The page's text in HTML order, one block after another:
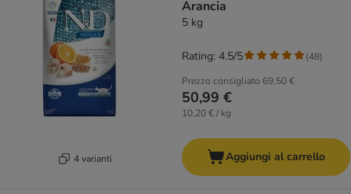
4 varianti
Arancia
5 kg
Prezzo consigliato 69,50 €
50,99 €
10,20 € / kg
Rating: 4.5/5 (48)
Aggiungi al carrello